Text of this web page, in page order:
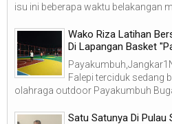
isu ini beberapa waktu belakangan
Wako Riza Latihan
Di Lapangan Basket
Falepi terciduk sedang
olahraga outdoor Payakumbuh
Satu Satunya Di